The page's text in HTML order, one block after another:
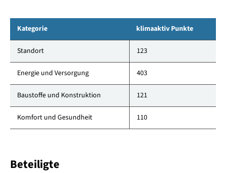
Kategorie klimaaktiv Punkte
Standort 123
Energie und Versorgung 403
Baustoffe und Konstruktion 121
Komfort und Gesundheit 110
Beteiligte